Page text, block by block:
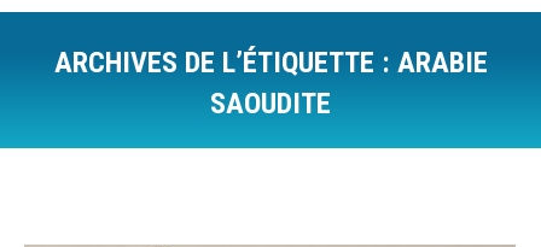
ARCHIVES DE L’ÉTIQUETTE : ARABIE
SAOUDITE